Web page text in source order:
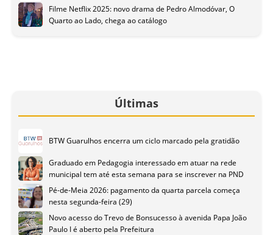
Filme Netflix 2025: novo drama de Pedro Almodóvar, O
Quarto ao Lado, chega ao catálogo
Últimas
BTW Guarulhos encerra um ciclo marcado pela gratidão
Graduado em Pedagogia interessado em atuar na rede
municipal tem até esta semana para se inscrever na PND
Pé-de-Meia 2026: pagamento da quarta parcela começa
nesta segunda-feira (29)
Novo acesso do Trevo de Bonsucesso à avenida Papa João
Paulo I é aberto pela Prefeitura